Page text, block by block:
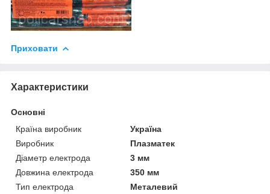
Приховати
Характеристики
Основні
Країна виробник
Україна
Виробник
Плазматек
Діаметр електрода
3 мм
Довжина електрода
350 мм
Тип електрода
Металевий